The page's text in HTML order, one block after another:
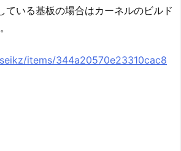
ている基板の場合はカーネルのビルド
items/344a20570e23310cac8